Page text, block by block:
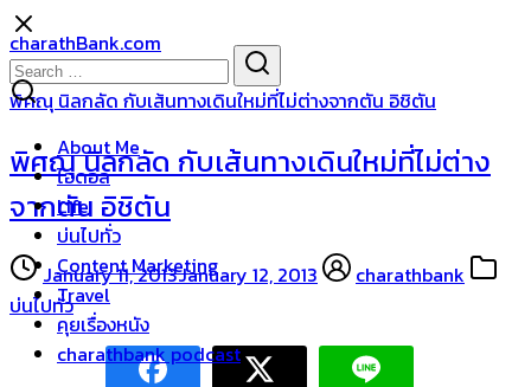
Skip
to
content
charathBank.com
About Me
ไอดอล
Life
บ่นไปทั่ว
Content Marketing
Travel
คุยเรื่องหนัง
charathbank podcast
Search
for:
พิศณุ นิลกลัด กับเส้นทางเดินใหม่ที่ไม่ต่างจากตัน อิชิตัน
พิศณุ นิลกลัด กับเส้นทางเดินใหม่ที่ไม่ต่าง
จากตัน อิชิตัน
January 11, 2013January 12, 2013
charathbank
บ่นไปทั่ว